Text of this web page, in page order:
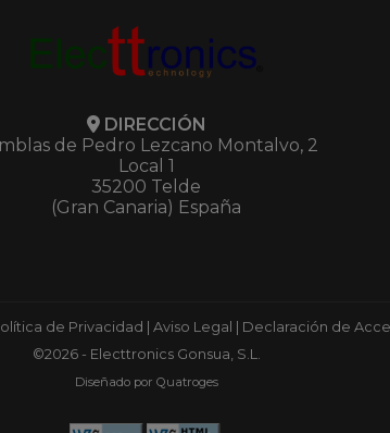
DIRECCIÓN
de Pedro Lezcano Montalvo, 2
Local 1
35200 Telde
(Gran Canaria) España
de Privacidad Aviso Legal
Declaración de
©2026 - Electtronics Gonsua, S.L.
Diseñado por Quatroges